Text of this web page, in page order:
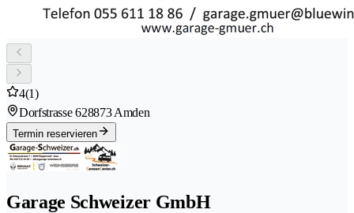
4(1)
Dorfstrasse 628873 Amden
Termin reservieren
Garage Schweizer GmbH